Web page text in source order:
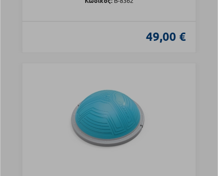
49,00 €